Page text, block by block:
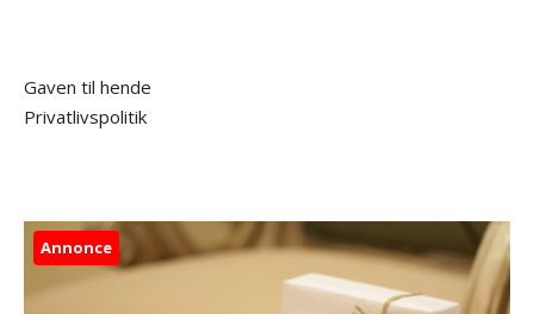
Gaven til hende
Privatlivspolitik
Annonce